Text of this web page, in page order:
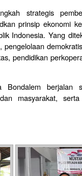
strategis
prinsip ekonomi
Indonesia. Yang
pendidikan
Bondalem berjalan
masyarakat,